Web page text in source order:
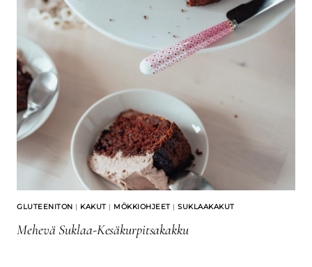
GLUTEENITON | KAKUT | MÖKKIOHJEET | SUKLAAKAKUT
Mehevä Suklaa-Kesäkurpitsakakku